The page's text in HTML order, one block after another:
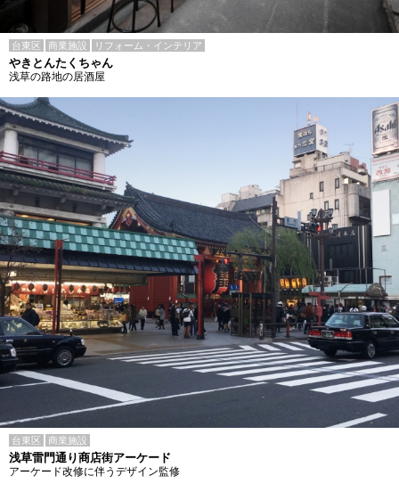
台東区 商業施設 リフォーム・インテリア
やきとんたくちゃん
浅草の路地の居酒屋
台東区 商業施設
浅草雷門通り商店街アーケード
アーケード改修に伴うデザイン監修